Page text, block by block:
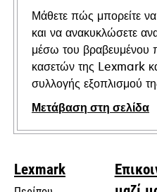
Μάθετε πώς μπορείτε
και να ανακυκλώσετε
μέσω του βραβευμένου
κασετών της Lexmark
συλλογής εξοπλισμού
Μετάβαση στη σελίδα
Lexmark